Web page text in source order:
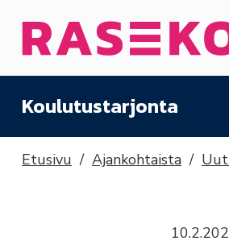
Etusivu
Koulutustarjonta
Etusivu Ajankohtaista